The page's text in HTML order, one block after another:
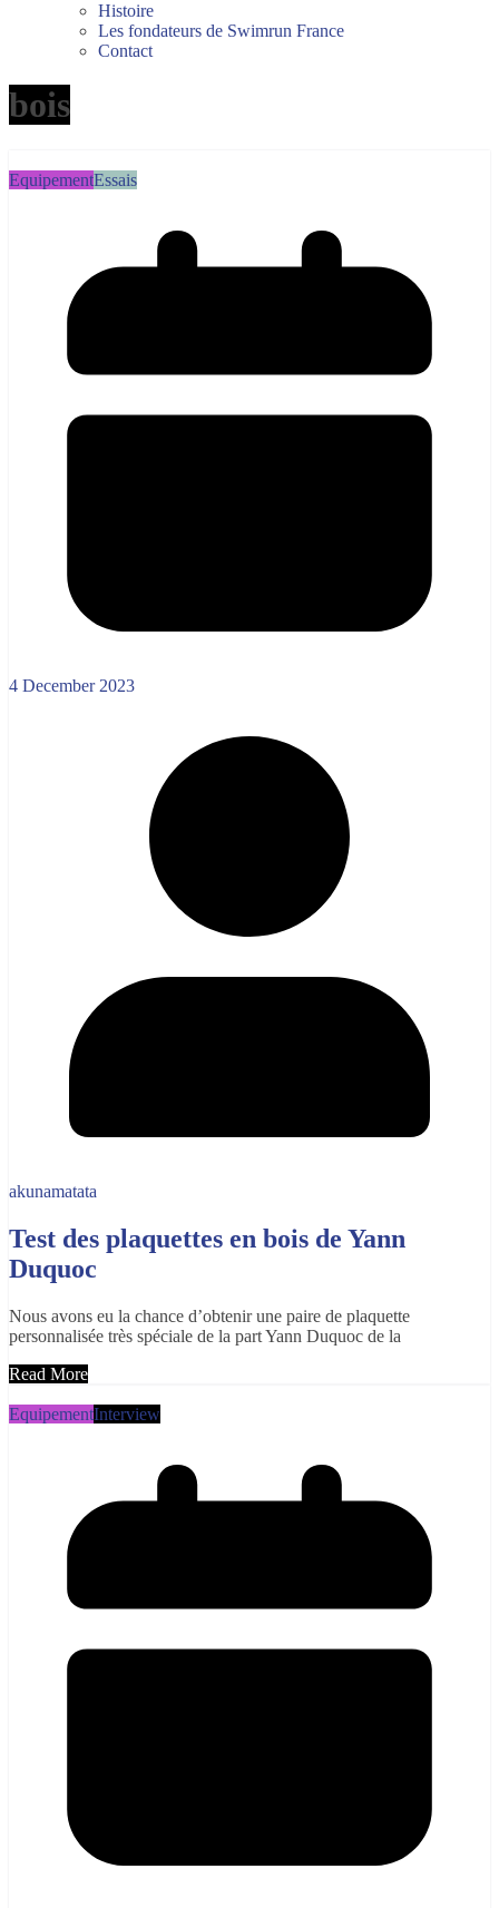
Histoire
Les fondateurs de Swimrun France
Contact
bois
EquipementEssais
4 December 2023
akunamatata
Test des plaquettes en bois de Yann
Duquoc
Nous avons eu la chance d’obtenir une paire de plaquette
personnalisée très spéciale de la part Yann Duquoc de la
Read More
EquipementInterview